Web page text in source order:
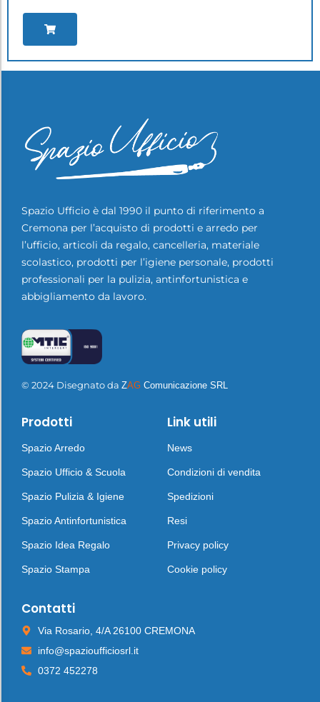
Spazio Ufficio è dal 1990 il punto di riferimento a
Cremona per l’acquisto di prodotti e arredo per
l’ufficio, articoli da regalo, cancelleria, materiale
scolastico, prodotti per l’igiene personale, prodotti
professionali per la pulizia, antinfortunistica e
abbigliamento da lavoro.
© 2024 Disegnato da ZAG Comunicazione SRL
Prodotti
Spazio Arredo
Spazio Ufficio & Scuola
Spazio Pulizia & Igiene
Spazio Antinfortunistica
Spazio Idea Regalo
Spazio Stampa
Link utili
News
Condizioni di vendita
Spedizioni
Resi
Privacy policy
Cookie policy
Contatti
Via Rosario, 4/A 26100 CREMONA
info@spazioufficiosrl.it
0372 452278